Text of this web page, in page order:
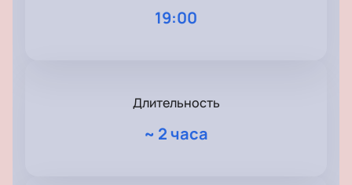
19:00
Длительность
~ 2 часа